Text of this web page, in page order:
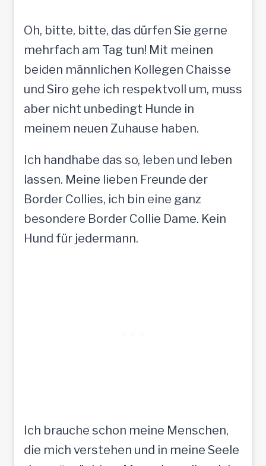
Oh, bitte, bitte, das dürfen Sie gerne
mehrfach am Tag tun! Mit meinen
beiden männlichen Kollegen Chaisse
und Siro gehe ich respektvoll um, muss
aber nicht unbedingt Hunde in
meinem neuen Zuhause haben.
Ich handhabe das so, leben und leben
lassen. Meine lieben Freunde der
Border Collies, ich bin eine ganz
besondere Border Collie Dame. Kein
Hund für jedermann.
Ich brauche schon meine Menschen,
die mich verstehen und in meine Seele